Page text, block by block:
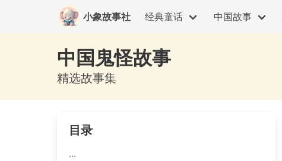
小象故事社 经典童话 中国故事
中国鬼怪故事
精选故事集
目录
...